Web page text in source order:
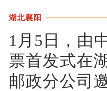
湖北襄阳
1月5日，由
票首发式在
邮政分公司